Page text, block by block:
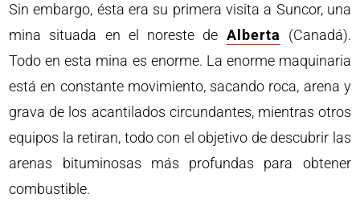
Sin embargo, ésta era su primera visita a Suncor, una
mina situada en el noreste de Alberta (Canadá).
Todo en esta mina es enorme. La enorme maquinaria
está en constante movimiento, sacando roca, arena y
grava de los acantilados circundantes, mientras otros
equipos la retiran, todo con el objetivo de descubrir las
arenas bituminosas más profundas para obtener
combustible.